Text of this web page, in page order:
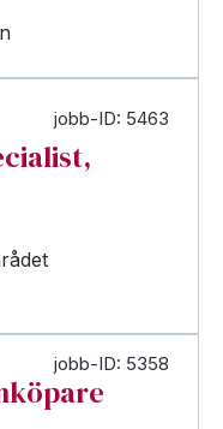
jobb-ID: 5463
jobb-ID: 5358